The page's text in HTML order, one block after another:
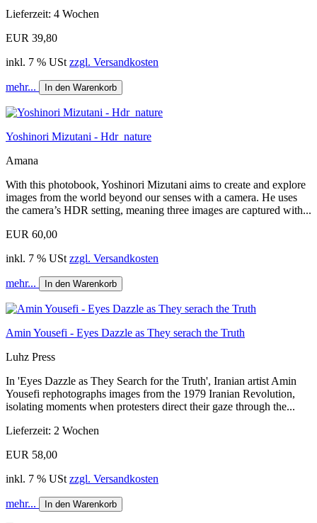
Lieferzeit: 4 Wochen
EUR 39,80
inkl. 7 % USt zzgl. Versandkosten
mehr... In den Warenkorb
Yoshinori Mizutani - Hdr_nature
Amana
With this photobook, Yoshinori Mizutani aims to create and explore
images from the world beyond our senses with a camera. He uses
the camera’s HDR setting, meaning three images are captured with...
EUR 60,00
inkl. 7 % USt zzgl. Versandkosten
mehr... In den Warenkorb
Amin Yousefi - Eyes Dazzle as They serach the Truth
Luhz Press
In 'Eyes Dazzle as They Search for the Truth', Iranian artist Amin
Yousefi rephotographs images from the 1979 Iranian Revolution,
isolating moments when protesters direct their gaze through the...
Lieferzeit: 2 Wochen
EUR 58,00
inkl. 7 % USt zzgl. Versandkosten
mehr... In den Warenkorb